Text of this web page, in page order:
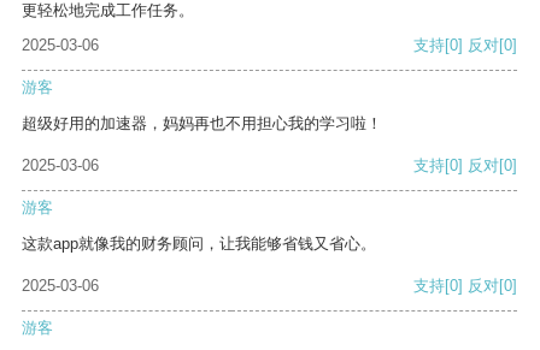
更轻松地完成工作任务。
2025-03-06
支持[0] 反对[0]
游客
超级好用的加速器，妈妈再也不用担心我的学习啦！
2025-03-06 支持[0] 反对[0]
游客
这款app就像我的财务顾问，让我能够省钱又省心。
2025-03-06 支持[0] 反对[0]
游客